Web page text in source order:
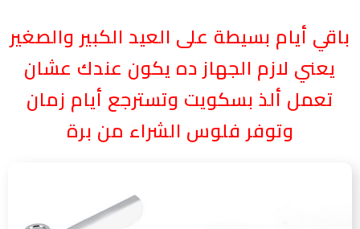
باقي أيام بسيطة على العيد الكبير والصغير
يعني لازم الجهاز ده يكون عندك عشان
تعمل ألذ بسكويت وتسترجع أيام زمان
وتوفر فلوس الشراء من برة